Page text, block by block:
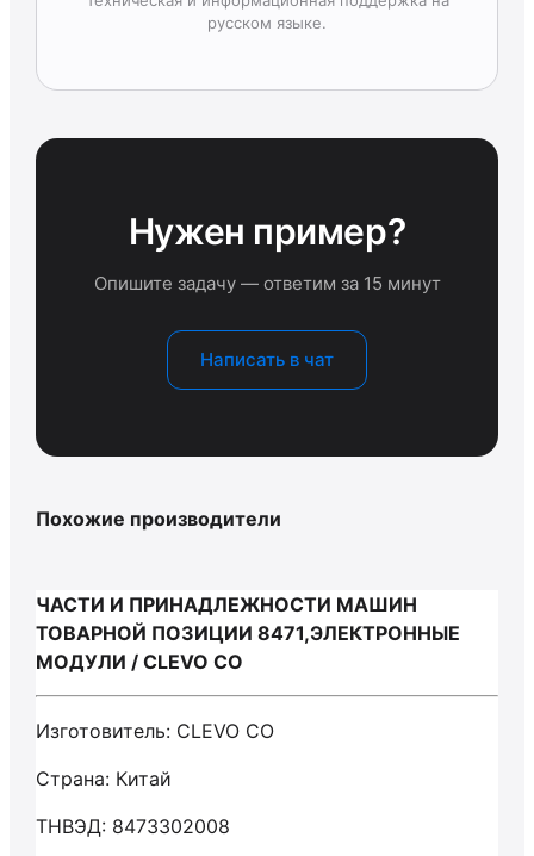
русском языке.
Нужен пример?
Опишите задачу — ответим за 15 минут
Написать в чат
Похожие производители
ЧАСТИ И ПРИНАДЛЕЖНОСТИ МАШИН
ТОВАРНОЙ ПОЗИЦИИ 8471,ЭЛЕКТРОННЫЕ
МОДУЛИ / CLEVO CO
Изготовитель: CLEVO CO
Страна: Китай
ТНВЭД: 8473302008